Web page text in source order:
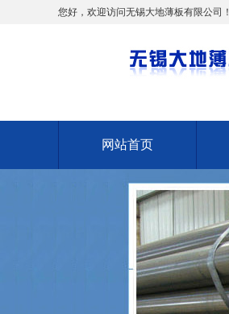
您好，欢迎访问无锡大地薄板有限公司！
网站首页